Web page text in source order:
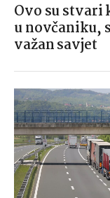
Ovo su stvari
u novčaniku,
važan savjet